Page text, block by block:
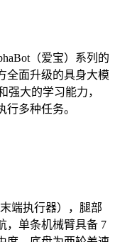
（爱宝）系列的
全面升级的具身大模
强大的学习能力，
多种任务。
端执行器），腿部
，单条机械臂具备 7